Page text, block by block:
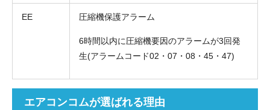
EE 圧縮機保護アラーム
6時間以内に圧縮機要因のアラームが3回発
生(アラームコード02・07・08・45・47)
エアコンコムが選ばれる理由